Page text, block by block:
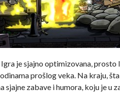
je sjajno optimizovana, prosto
prošlog veka. Na kraju,
zabave i humora, koju je u